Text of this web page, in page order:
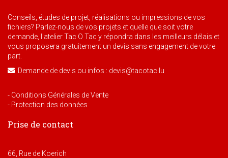
Conseils, études de projet, réalisations ou impressions de vos
fichiers? Parlez-nous de vos projets et quelle que soit votre
demande, l'atelier Tac O Tac y répondra dans les meilleurs délais et
vous proposera gratuitement un devis sans engagement de votre
part.
Demande de devis ou infos : devis@tacotac.lu
- Conditions Générales de Vente
- Protection des données
Prise de contact
66, Rue de Koerich